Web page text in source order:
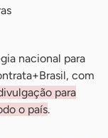
nacional para
com
para
o país.